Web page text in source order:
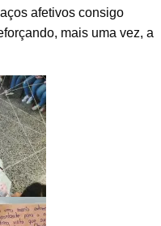
afetivos consigo
mais uma vez, a